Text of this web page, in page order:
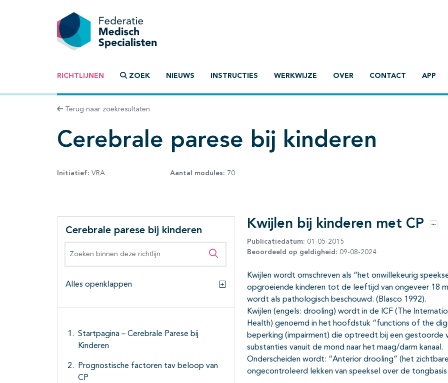
RICHTLIJNEN ZOEK NIEUWS INSTRUCTIES WERKWIJZE OVER CONTACT APP
Terug naar zoekresultaten
Cerebrale parese bij kinderen
Initiatief: VRA Aantal modules: 70
Cerebrale parese bij kinderen
Zoeken binnen deze richtlijn
Alles openklappen
Alles openklappen
Startpagina – Cerebrale Parese bij
Kinderen
Prognostische factoren tav beloop van
CP
Kwijlen bij kinderen met CP
Publicatiedatum: 01-05-2015
Beoordeeld op geldigheid: 09-08-2024
Kwijlen wordt omschreven als “het onwillekeurig
opgroeiende kinderen tot de leeftijd van ongeveer 18
wordt als pathologisch beschouwd. (Blasco 1992).
Kwijlen (engels: drooling) wordt in de ICF (The
Health) genoemd in het hoofdstuk “functions of the
beperking (impairment) die optreedt bij een gestoorde
substanties vanuit de mond naar het maag/darm kanaal.
Onderscheiden wordt: “Anterior drooling” (het
ongecontroleerd lekken van speeksel over de